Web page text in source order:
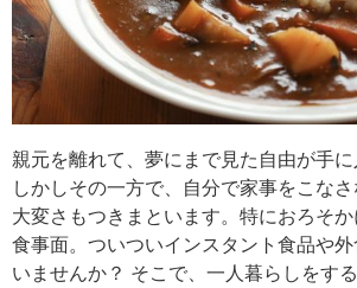
親元を離れて、夢にまで見た自由が手に
しかしその一方で、自分で家事をこな
大変さもつきまといます。特におろそ
食事面。ついついインスタント食品や
いませんか？ そこで、一人暮らしをす